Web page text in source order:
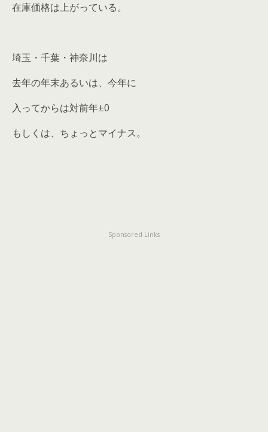
在庫価格は上がっている。
埼玉・千葉・神奈川は
去年の年末あるいは、今年に
入ってからは対前年±0
もしくは、ちょっとマイナス。
Sponsored Links